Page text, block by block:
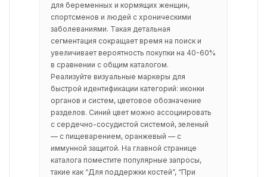
для беременных и кормящих женщин,
спортсменов и людей с хроническими
заболеваниями. Такая детальная
сегментация сокращает время на поиск и
увеличивает вероятность покупки на 40-60%
в сравнении с общим каталогом.
Реализуйте визуальные маркеры для
быстрой идентификации категорий: иконки
органов и систем, цветовое обозначение
разделов. Синий цвет можно ассоциировать
с сердечно-сосудистой системой, зеленый
— с пищеварением, оранжевый — с
иммунной защитой. На главной странице
каталога поместите популярные запросы,
такие как “Для поддержки костей”, “При